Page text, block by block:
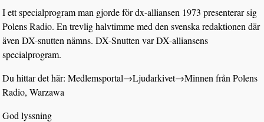
I ett specialprogram man gjorde för dx-alliansen 1973 presenterar sig
Polens Radio. En trevlig halvtimme med den svenska redaktionen där
även DX-snutten nämns. DX-Snutten var DX-alliansens
specialprogram.
Du hittar det här: Medlemsportal→Ljudarkivet→Minnen från Polens
Radio, Warzawa
God lyssning